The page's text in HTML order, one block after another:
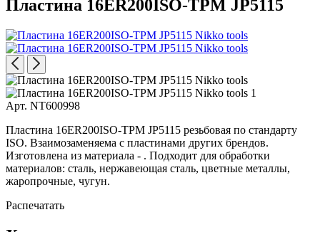
Пластина 16ER200ISO-TPM JP5115
Арт. NT600998
Пластина 16ER200ISO-TPM JP5115 резьбовая по стандарту
ISO. Взаимозаменяема с пластинами других брендов.
Изготовлена из материала - . Подходит для обработки
материалов: сталь, нержавеющая сталь, цветные металлы,
жаропрочные, чугун.
Распечатать